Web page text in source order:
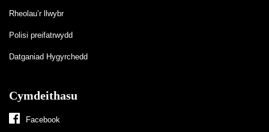
Rheolau’r llwybr
Polisi preifatrwydd
Datganiad Hygyrchedd
Cymdeithasu
Facebook